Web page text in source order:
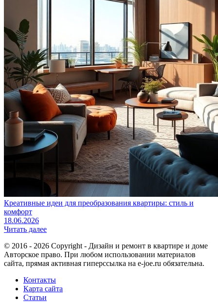
Креативные идеи для преобразования квартиры: стиль и
комфорт
18.06.2026
Читать далее
© 2016 - 2026 Copyright - Дизайн и ремонт в квартире и доме
Авторское право. При любом использовании материалов
сайта, прямая активная гиперссылка на e-joe.ru обязательна.
Контакты
Карта сайта
Статьи